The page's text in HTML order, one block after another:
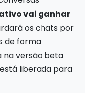
vai ganhar
os chats por
de forma
na versão beta
liberada para